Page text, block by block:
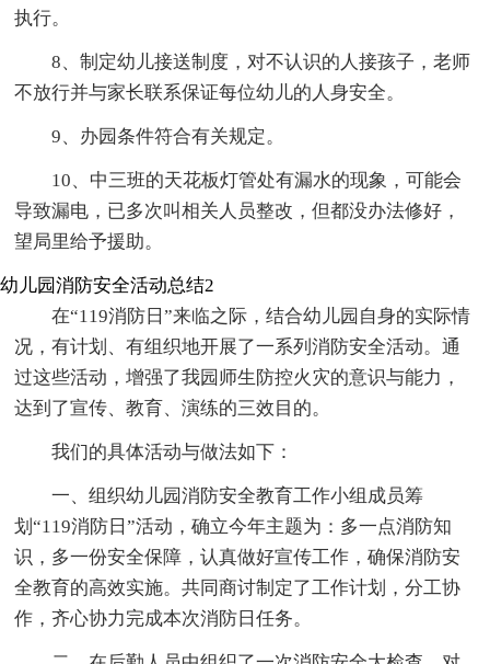
执行。
8、制定幼儿接送制度，对不认识的人接孩子，老师
不放行并与家长联系保证每位幼儿的人身安全。
9、办园条件符合有关规定。
10、中三班的天花板灯管处有漏水的现象，可能会
导致漏电，已多次叫相关人员整改，但都没办法修好，
望局里给予援助。
幼儿园消防安全活动总结2
在“119消防日”来临之际，结合幼儿园自身的实际情
况，有计划、有组织地开展了一系列消防安全活动。通
过这些活动，增强了我园师生防控火灾的意识与能力，
达到了宣传、教育、演练的三效目的。
我们的具体活动与做法如下：
一、组织幼儿园消防安全教育工作小组成员筹
划“119消防日”活动，确立今年主题为：多一点消防知
识，多一份安全保障，认真做好宣传工作，确保消防安
全教育的高效实施。共同商讨制定了工作计划，分工协
作，齐心协力完成本次消防日任务。